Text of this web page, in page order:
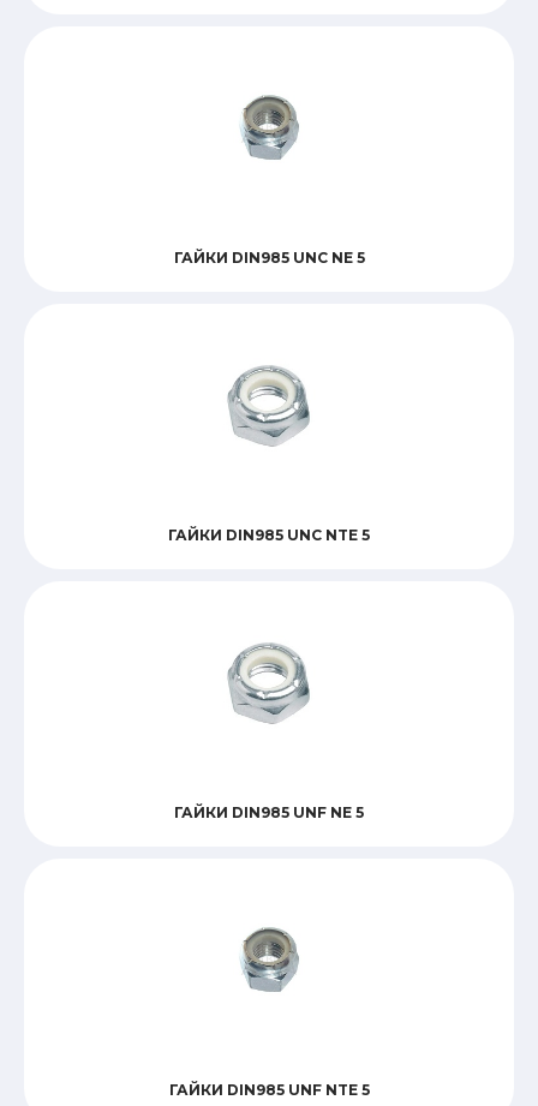
ГАЙКИ DIN985 UNC NE 5
ГАЙКИ DIN985 UNC NTE 5
ГАЙКИ DIN985 UNF NE 5
ГАЙКИ DIN985 UNF NTE 5